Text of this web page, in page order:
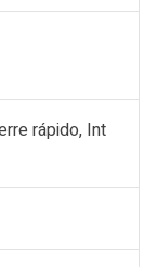
rápido, Int